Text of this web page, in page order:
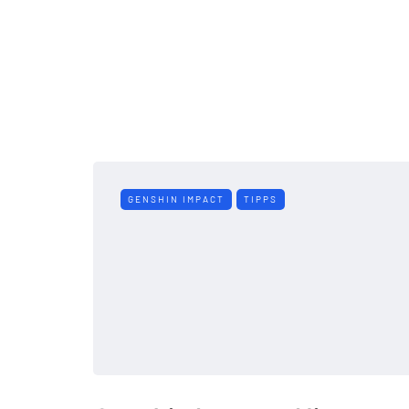
GENSHIN IMPACT TIPPS